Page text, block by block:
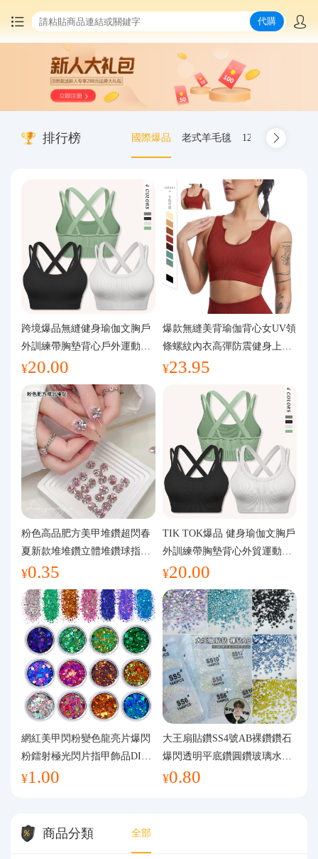
中國商品代購
集運服務
最新公告
物流資訊
代購問答
關於我們
代購
排行榜 國際爆品 老式羊毛毯 12.00-20 truck
跨境爆品無縫健身瑜伽文胸戶
外訓練帶胸墊背心戶外運動瑜
伽服女
¥20.00
爆款無縫美背瑜伽背心女UV領
條螺紋內衣高彈防震健身上裝
運動文胸
¥23.95
粉色高品肥方美甲堆鑽超閃春
夏新款堆堆鑽立體堆鑽球指甲
裝飾品
¥0.35
TIK TOK爆品 健身瑜伽文胸戶
外訓練帶胸墊背心外貿運動瑜
伽服女
¥20.00
網紅美甲閃粉變色龍亮片爆閃
粉鐳射極光閃片指甲飾品DIY
手工流麻
¥1.00
大王扇貼鑽SS4號AB裸鑽鑽石
爆閃透明平底鑽圓鑽玻璃水鑽
美甲鑽飾
¥0.80
商品分類 全部